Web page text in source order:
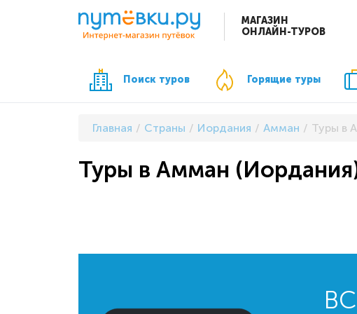
МАГАЗИН
ОНЛАЙН-ТУРОВ
Поиск туров Горящие туры
Главная Страны Иордания Амман Туры в
Туры в Амман